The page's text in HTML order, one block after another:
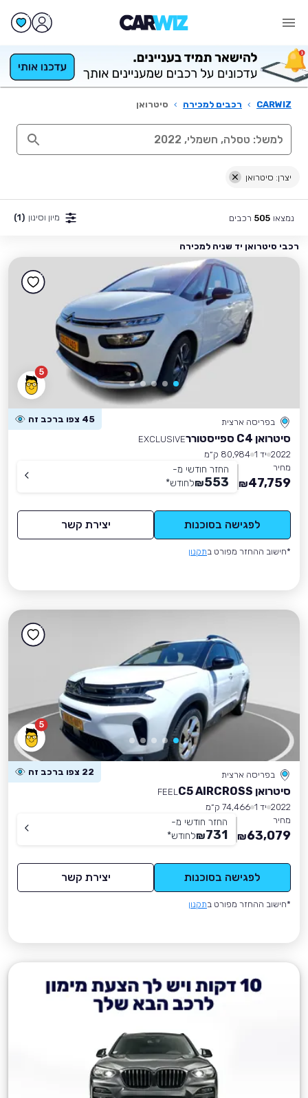
CARWIZ
› רכבים למכירה › סיטרואן
יצרן: סיטרואן
נמצאו 505 רכבים מיון וסינון (1)
רכבי סיטרואן יד שניה למכירה
5
בפריסה ארצית 45 צפו ברכב זה
סיטרואן C4 ספייסטורר
EXCLUSIVE
2022 יד 1
80,984 ק״מ
מחיר
47,759
₪
החזר חודשי מ-
553
₪לחודש*
לפגישה בסוכנות יצירת קשר
*חישוב ההחזר מפורט בתקנון
5
בפריסה ארצית 22 צפו ברכב זה
סיטרואן C5 AIRCROSS
FEEL
2022 יד 1
74,466 ק״מ
מחיר
63,079
₪
החזר חודשי מ-
731
₪לחודש*
לפגישה בסוכנות יצירת קשר
*חישוב ההחזר מפורט בתקנון